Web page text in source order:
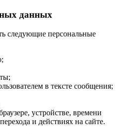
данных
следующие персональные
в тексте сообщения;
устройстве, времени
и действиях на сайте.